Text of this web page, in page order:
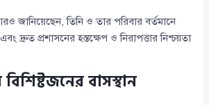
জানিয়েছেন, তিনি ও তার পরিবার বর্তমানে
দ্রুত প্রশাসনের হস্তক্ষেপ ও নিরাপত্তার নিশ্চয়তা
বাসস্থান